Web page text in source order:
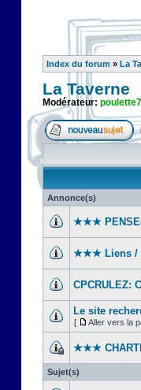
Index du forum » La
La Taverne
Modérateur:
Annonce(s)
★★★
★★★ Liens /
CPCRULEZ:
Le site
[ Aller vers la
★★★
Sujet(s)